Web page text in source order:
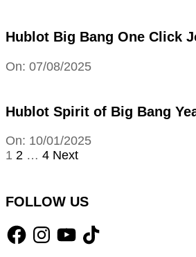
Hublot Big Bang One Click
2025-
On: 07/08/2025
Hublot Spirit of Big Bang
2025-
01-
On: 10/01/2025
Posts
1 2 … 4 Next
FOLLOW US
FacebookInstagramYouTube
TikTok